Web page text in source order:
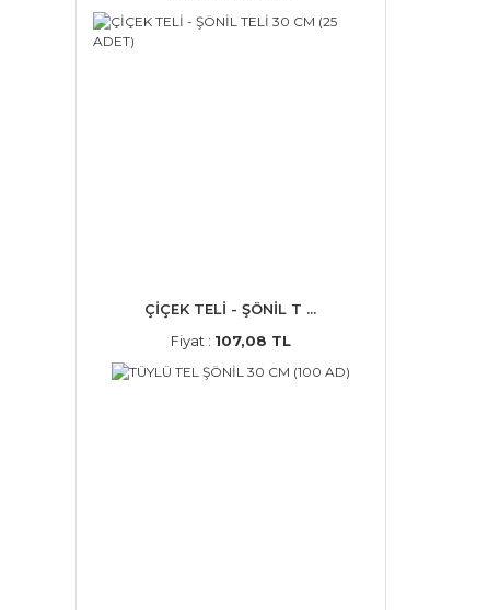
ÇİÇEK TELİ - ŞÖNİL T ...
Fiyat : 107,08 TL